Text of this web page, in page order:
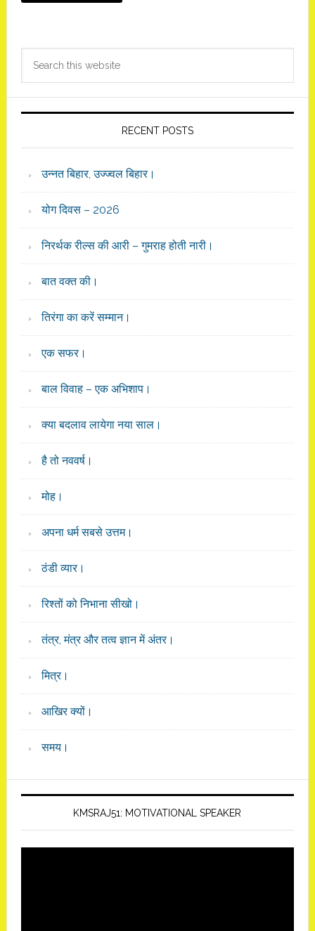
Primary
Sidebar
RECENT POSTS
उन्नत बिहार, उज्ज्वल बिहार।
योग दिवस – 2026
निरर्थक रील्स की आरी – गुमराह होती नारी।
बात वक्त की।
तिरंगा का करें सम्मान।
एक सफर।
बाल विवाह – एक अभिशाप।
क्या बदलाव लायेगा नया साल।
है तो नववर्ष।
मोह।
अपना धर्म सबसे उत्तम।
ठंडी व्यार।
रिश्तों को निभाना सीखो।
तंत्र, मंत्र और तत्व ज्ञान में अंतर।
मित्र।
आखिर क्यों।
समय।
KMSRAJ51: MOTIVATIONAL SPEAKER